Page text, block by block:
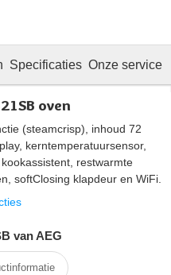
Specificaties Onze service
oven
(steamcrisp), inhoud 72
kerntemperatuursensor,
restwarmte
softClosing klapdeur en WiFi.
van AEG